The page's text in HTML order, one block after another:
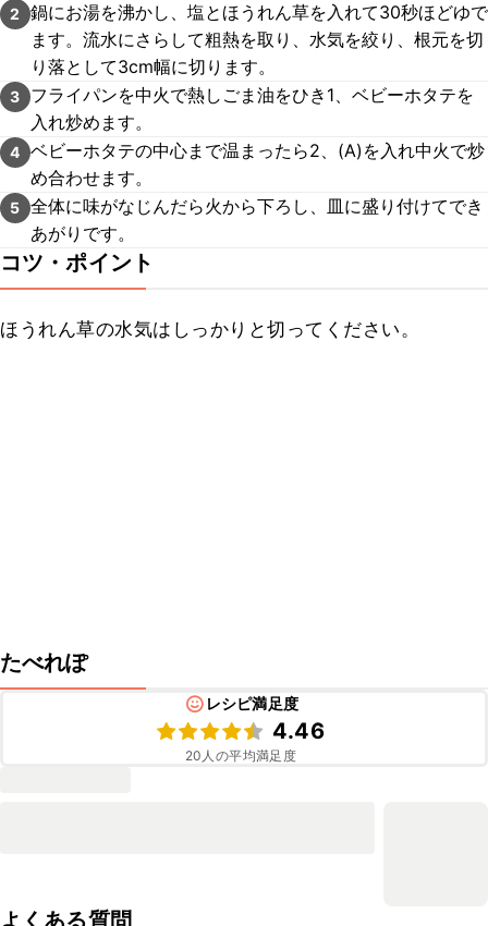
2
鍋にお湯を沸かし、塩とほうれん草を入れて30秒ほどゆで
ます。流水にさらして粗熱を取り、水気を絞り、根元を切
り落として3cm幅に切ります。
3
フライパンを中火で熱しごま油をひき1、ベビーホタテを
入れ炒めます。
4 ベビーホタテの中心まで温まったら2、(A)を入れ中火で炒
め合わせます。
5 全体に味がなじんだら火から下ろし、皿に盛り付けてでき
あがりです。
コツ・ポイント
ほうれん草の水気はしっかりと切ってください。
たべれぽ
レシピ満足度
4.46
20 人の平均満足度
よくある質問